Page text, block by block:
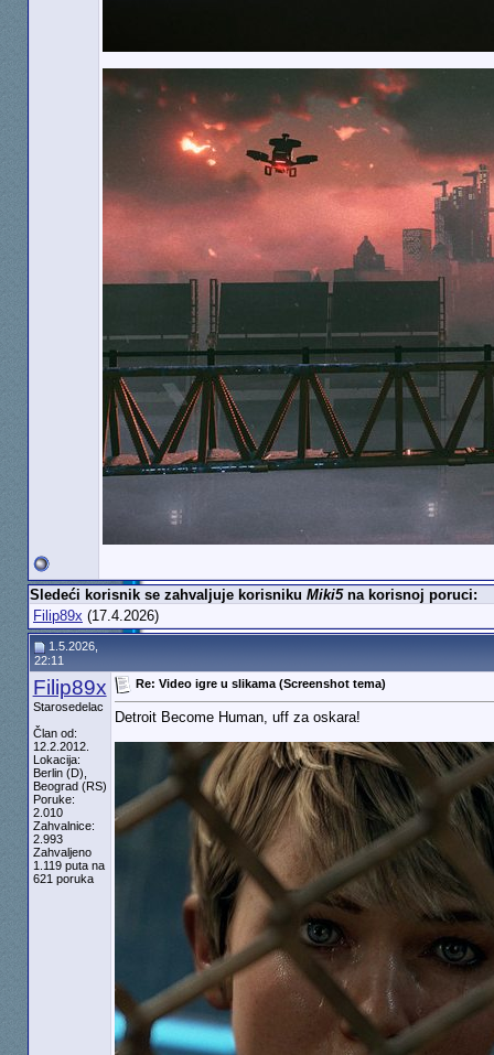
Sledeći korisnik se zahvaljuje korisniku Miki5na korisnoj poruci:
Filip89x (17.4.2026)
1.5.2026,
22:11
Filip89x
Starosedelac
Član od:
12.2.2012.
Lokacija:
Berlin (D),
Beograd (RS)
Poruke:
2.010
Zahvalnice:
2.993
Zahvaljeno
1.119 puta na
621 poruka
Re: Video igre u slikama (Screenshot tema)
Detroit Become Human, uff za oskara!